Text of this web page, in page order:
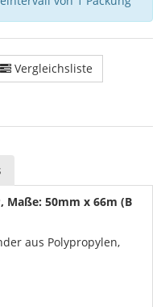
Vergleichsliste
Maße: 50mm x 66m (B
aus Polypropylen,